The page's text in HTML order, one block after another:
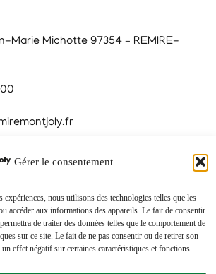
Gérer le consentement
nous utilisons des technologies telles que les
accéder aux informations des appareils. Le fait de consentir
de traiter des données telles que le comportement de
sur ce site. Le fait de ne pas consentir ou de retirer son
effet négatif sur certaines caractéristiques et fonctions.
Marie Michotte 97354 – REMIRE-
commune.